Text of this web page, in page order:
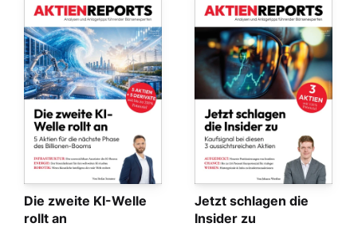
Die zweite KI-Welle
rollt an
Jetzt schlagen die
Insider zu